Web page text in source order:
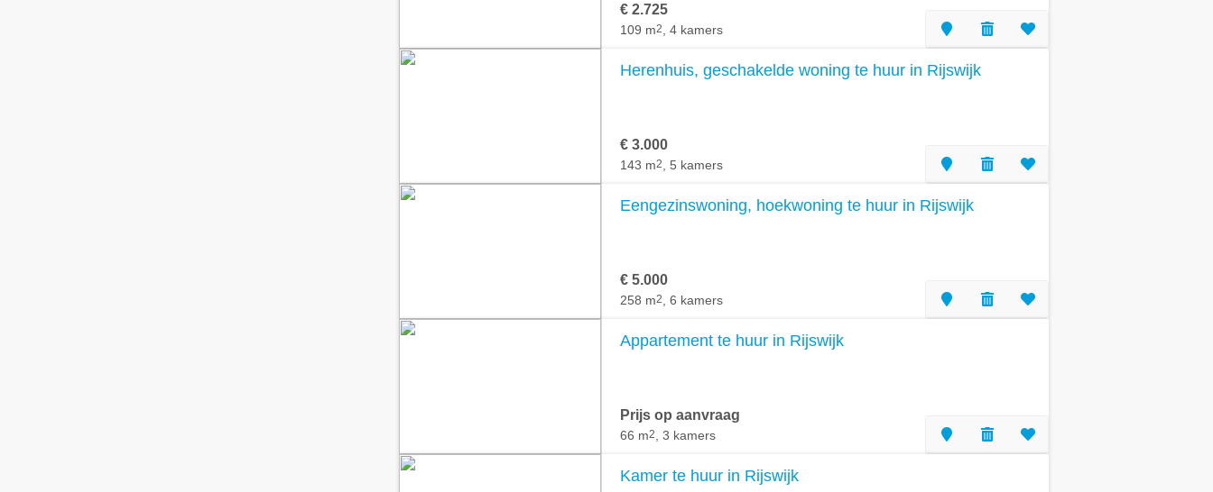
€ 2.725
109 m2 , 4 kamers
Herenhuis, geschakelde woning te huur in Rijswijk
€ 3.000
143 m2 , 5 kamers
Eengezinswoning, hoekwoning te huur in Rijswijk
€ 5.000
258 m2 , 6 kamers
Appartement te huur in Rijswijk
Prijs op aanvraag
66 m2 , 3 kamers
Kamer te huur in Rijswijk